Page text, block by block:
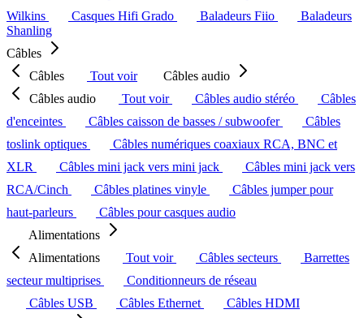
Wilkins
Casques Hifi Grado Baladeurs Fiio
Baladeurs
Shanling
Câbles
Câbles
Tout voir
Câbles audio
Câbles audio
Tout voir Câbles audio stéréo
Câbles
d'enceintes
Câbles caisson de basses / subwoofer
Câbles
toslink optiques
Câbles numériques coaxiaux RCA, BNC et
XLR
Câbles mini jack vers mini jack
Câbles mini jack vers
RCA/Cinch
Câbles platines vinyle
Câbles jumper pour
haut-parleurs
Câbles pour casques audio
Alimentations
Alimentations
Tout voir Câbles secteurs
Barrettes
secteur multiprises
Conditionneurs de réseau
Câbles USB
Câbles Ethernet
Câbles HDMI